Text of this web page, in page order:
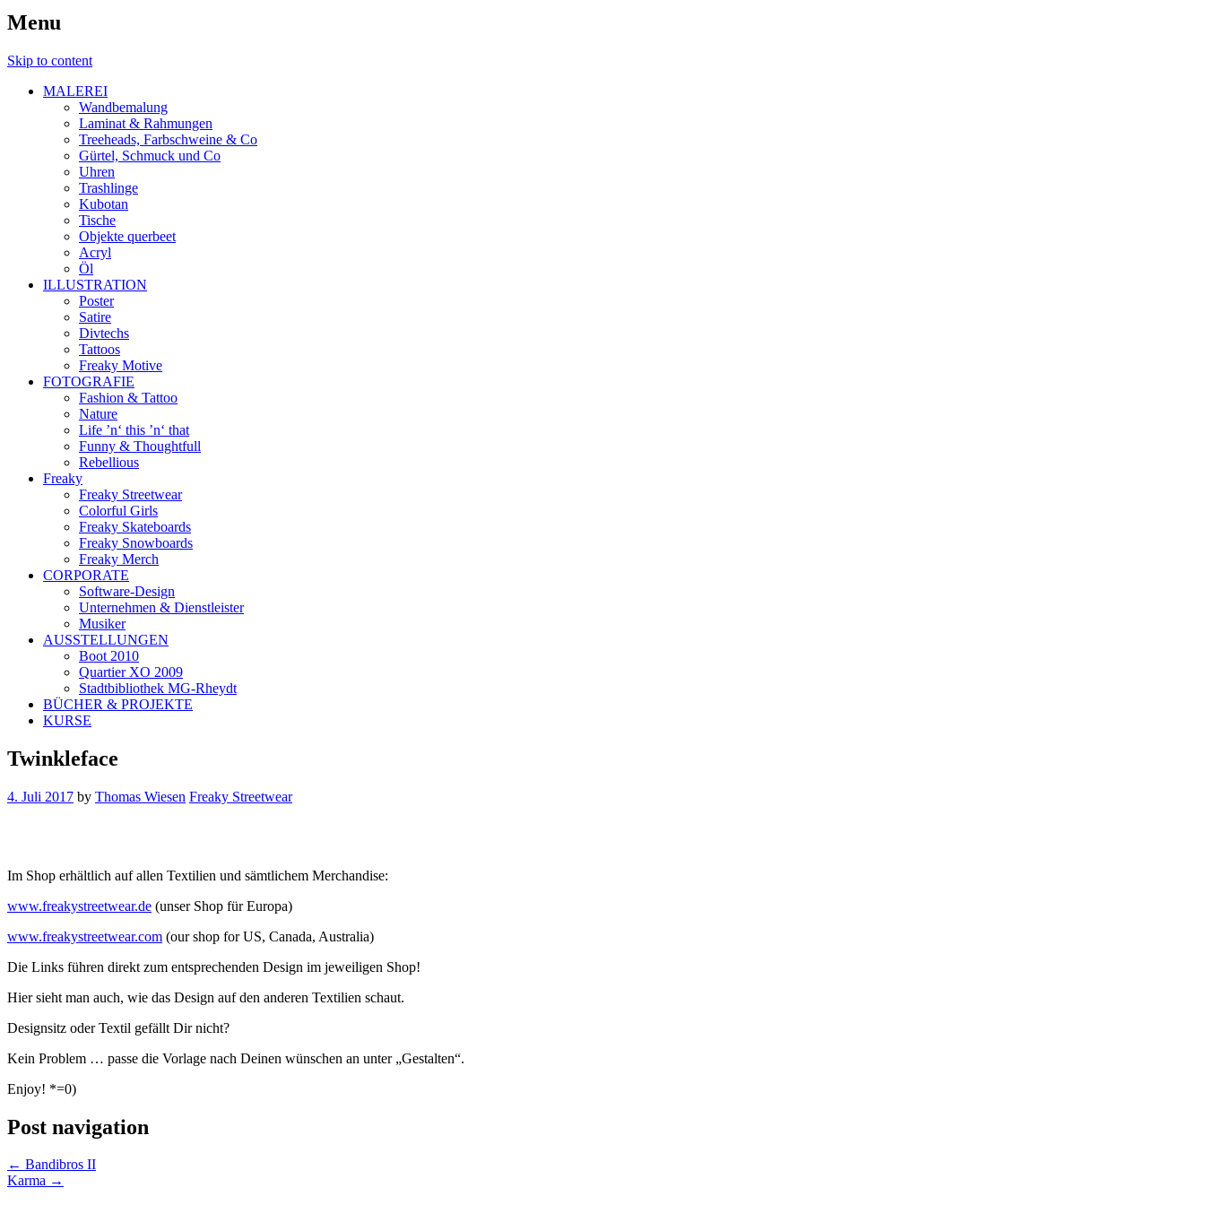
Menu
Skip to content
MALEREI
Wandbemalung
Laminat & Rahmungen
Treeheads, Farbschweine & Co
Gürtel, Schmuck und Co
Uhren
Trashlinge
Kubotan
Tische
Objekte querbeet
Acryl
Öl
ILLUSTRATION
Poster
Satire
Divtechs
Tattoos
Freaky Motive
FOTOGRAFIE
Fashion & Tattoo
Nature
Life ’n‘ this ’n‘ that
Funny & Thoughtfull
Rebellious
Freaky
Freaky Streetwear
Colorful Girls
Freaky Skateboards
Freaky Snowboards
Freaky Merch
CORPORATE
Software-Design
Unternehmen & Dienstleister
Musiker
AUSSTELLUNGEN
Boot 2010
Quartier XO 2009
Stadtbibliothek MG-Rheydt
BÜCHER & PROJEKTE
KURSE
Twinkleface
4. Juli 2017 by Thomas Wiesen Freaky Streetwear
Im Shop erhältlich auf allen Textilien und sämtlichem Merchandise:
www.freakystreetwear.de (unser Shop für Europa)
www.freakystreetwear.com (our shop for US, Canada, Australia)
Die Links führen direkt zum entsprechenden Design im jeweiligen Shop!
Hier sieht man auch, wie das Design auf den anderen Textilien schaut.
Designsitz oder Textil gefällt Dir nicht?
Kein Problem … passe die Vorlage nach Deinen wünschen an unter „Gestalten“.
Enjoy! *=0)
Post navigation
← Bandibros II
Karma →